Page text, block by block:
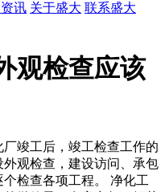
讯 关于盛大 联系盛大
观检查应该
竣工后，竣工检查工作的
观检查，建设访问、承包
检查各项工程。 净化工